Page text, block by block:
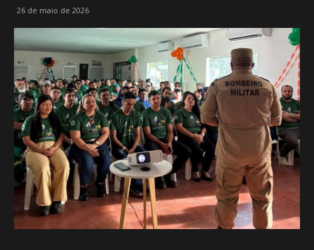
26 de maio de 2026